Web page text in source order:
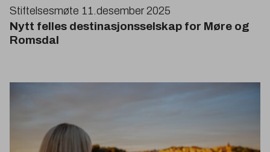
Stiftelsesmøte 11.desember 2025
Nytt felles destinasjonsselskap for Møre og
Romsdal